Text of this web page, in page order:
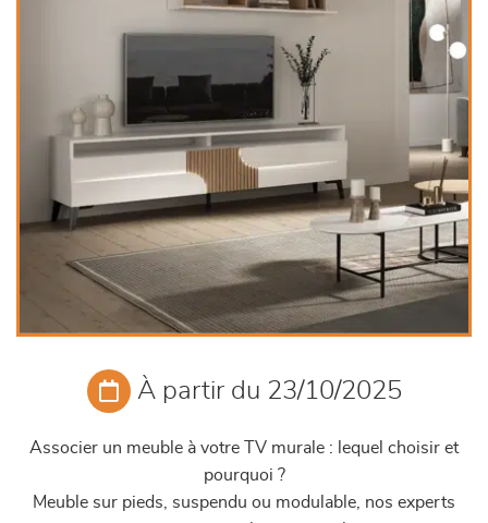
À partir du 23/10/2025
Associer un meuble à votre TV murale : lequel choisir et
pourquoi ?
Meuble sur pieds, suspendu ou modulable, nos experts